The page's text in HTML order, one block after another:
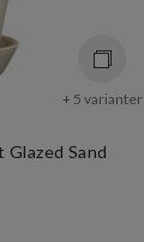
+ 5 varianter
Glazed Sand